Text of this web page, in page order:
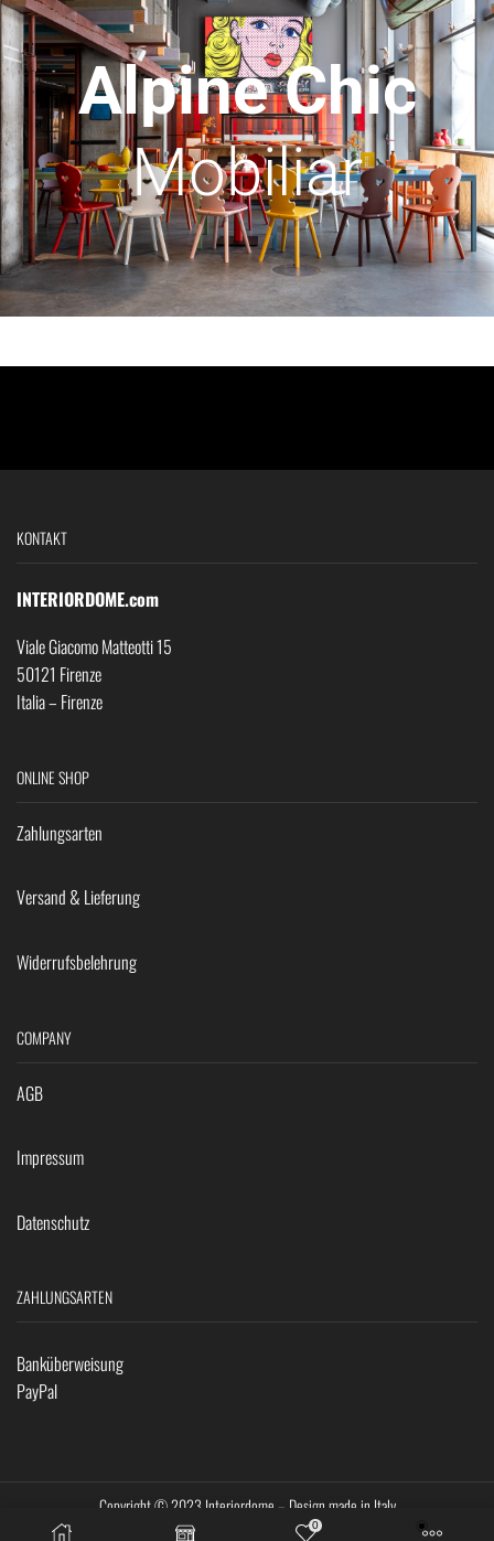
Alpine Chic
Mobiliar
KONTAKT
INTERIORDOME.com
Viale Giacomo Matteotti 15
50121 Firenze
Italia – Firenze
ONLINE SHOP
Zahlungsarten
Versand & Lieferung
Widerrufsbelehrung
COMPANY
AGB
Impressum
Datenschutz
ZAHLUNGSARTEN
Banküberweisung
PayPal
Copyright © 2023 Interiordome – Design made in Italy
0